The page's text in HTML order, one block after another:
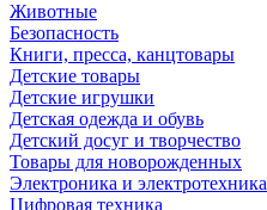
Животные
Безопасность
Книги, пресса, канцтовары
Детские товары
Детские игрушки
Детская одежда и обувь
Детский досуг и творчество
Товары для новорожденных
Электроника и электротехника
Цифровая техника